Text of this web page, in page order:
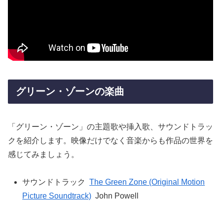
グリーン・ゾーンの楽曲
「グリーン・ゾーン」の主題歌や挿入歌、サウンドトラッ
クを紹介します。映像だけでなく音楽からも作品の世界を
感じてみましょう。
サウンドトラック
The Green Zone (Original Motion
Picture Soundtrack) John Powell